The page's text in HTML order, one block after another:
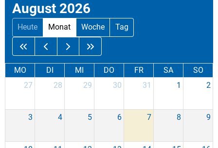
August 2026
Heute Monat Woche Tag
MO DI MI DO FR SA
SO
27
28 29 30 31 1 2
3 4 5 6 7 8 9